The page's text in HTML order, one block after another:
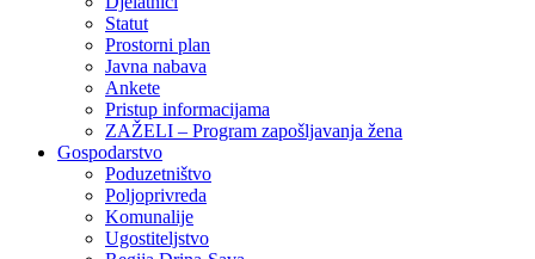
Statut
Prostorni plan
Javna nabava
Ankete
Pristup informacijama
ZAŽELI – Program zapošljavanja žena
Gospodarstvo
Poduzetništvo
Poljoprivreda
Komunalije
Ugostiteljstvo